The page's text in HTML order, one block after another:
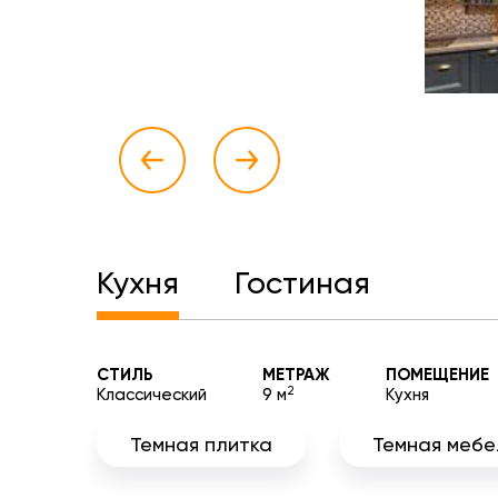
Кухня Гостиная
СТИЛЬ
Классический
МЕТРАЖ
9 м2
ПОМЕЩЕНИЕ
Кухня
Темная плитка Темная